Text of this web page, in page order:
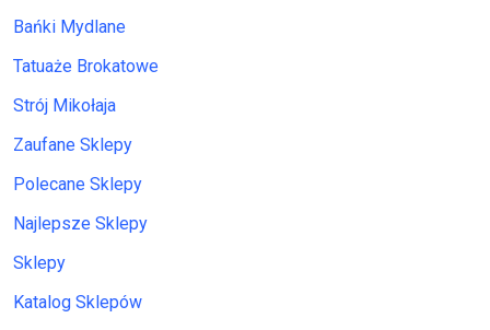
Bańki Mydlane
Tatuaże Brokatowe
Strój Mikołaja
Zaufane Sklepy
Polecane Sklepy
Najlepsze Sklepy
Sklepy
Katalog Sklepów